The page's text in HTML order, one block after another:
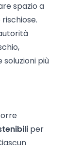
spazio a
più
per